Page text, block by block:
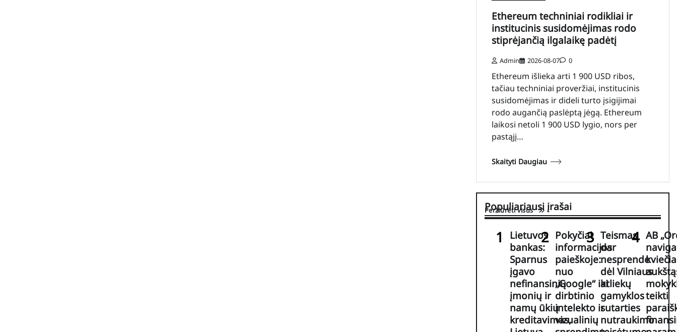
Ethereum techniniai rodikliai ir
institucinis susidomėjimas rodo
stiprėjančią ilgalaikę padėtį
Admin 2026-08-07 0
Ethereum išlieka arti 1 900 USD ribos,
tačiau techniniai proveržiai, institucinis
susidomėjimas ir dideli turto įsigijimai
rodo augančią paslėptą jėgą. Ethereum
laikosi netoli 1 900 USD lygio, nors per
pastąjį…
Skaityti Daugiau
Populiariausi įrašai
Peržiūrėti visus
Lietuvos
bankas:
Sparnus
įgavo
nefinansinių
įmonių ir
namų ūkių
kreditavimas,
Pokyčiai
informacijos
paieškoje:
nuo
„Google“ iki
dirbtinio
intelekto ir
vizualinių
Teismas
dar
nesprendė
dėl Vilniaus
atliekų
gamyklos
sutarties
nutraukimo
AB
kviečia
teikti